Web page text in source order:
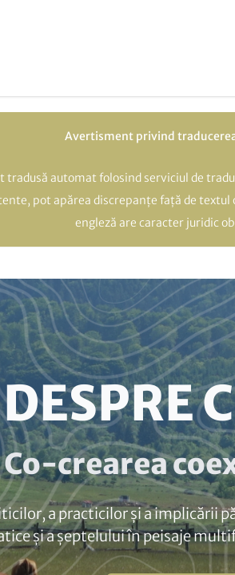
Avertisment privind
tradusă automat folosind serviciul de
pot apărea discrepanțe față de
engleză are caracter juridic
DESPRE
Co-crearea
a practicilor și a implicării
și a șeptelului în peisaje